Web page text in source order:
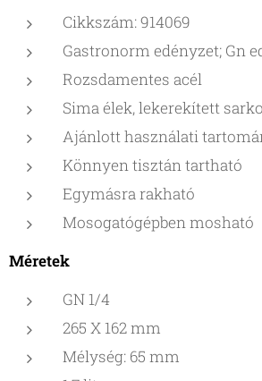
Cikkszám: 914069
Gastronorm edényzet; Gn
Rozsdamentes acél
Sima élek, lekerekített
Ajánlott használati
Könnyen tisztán tartható
Egymásra rakható
Mosogatógépben mosható
Méretek
GN 1/4
265 X 162 mm
Mélység: 65 mm